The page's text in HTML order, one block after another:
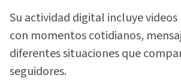
Su actividad digital incluye
con momentos cotidianos,
diferentes situaciones que
seguidores.